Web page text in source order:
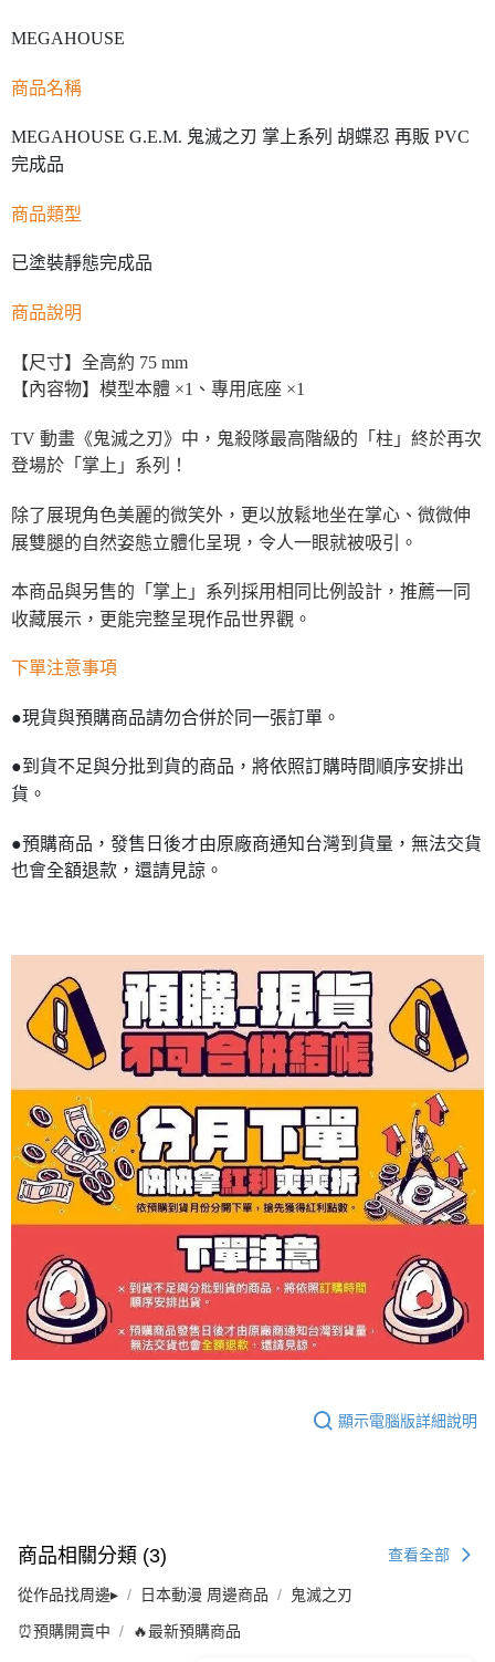
MEGAHOUSE
商品名稱
MEGAHOUSE G.E.M. 鬼滅之刃 掌上系列 胡蝶忍 再販 PVC
完成品
商品類型
已塗裝靜態完成品
商品說明
【尺寸】全高約 75 mm
【內容物】模型本體 ×1、專用底座 ×1
TV 動畫《鬼滅之刃》中，鬼殺隊最高階級的「柱」終於再次
登場於「掌上」系列！
除了展現角色美麗的微笑外，更以放鬆地坐在掌心、微微伸
展雙腿的自然姿態立體化呈現，令人一眼就被吸引。
本商品與另售的「掌上」系列採用相同比例設計，推薦一同
收藏展示，更能完整呈現作品世界觀。
下單注意事項
●現貨與預購商品請勿合併於同一張訂單。
●到貨不足與分批到貨的商品，將依照訂購時間順序安排出
貨。
●預購商品，發售日後才由原廠商通知台灣到貨量，無法交貨
也會全額退款，還請見諒。
顯示電腦版詳細說明
商品相關分類 (3) 查看全部
從作品找周邊▸ 日本動漫 周邊商品 鬼滅之刃
⏰預購開賣中 🔥最新預購商品